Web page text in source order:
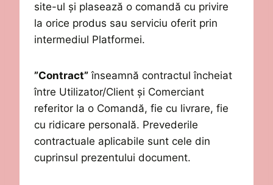
site-ul și plasează o comandă cu privire
la orice produs sau serviciu oferit prin
intermediul Platformei.
”Contract” înseamnă contractul încheiat
între Utilizator/Client și Comerciant
referitor la o Comandă, fie cu livrare, fie
cu ridicare personală. Prevederile
contractuale aplicabile sunt cele din
cuprinsul prezentului document.